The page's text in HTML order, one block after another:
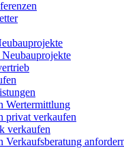
Wertermittlung
privat verkaufen
verkaufen
Verkaufsberatung